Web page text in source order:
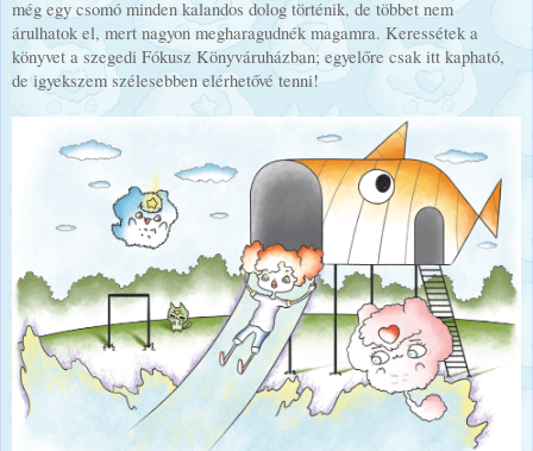
még egy csomó minden kalandos dolog történik, de többet nem
árulhatok el, mert nagyon megharagudnék magamra. Keressétek a
könyvet a szegedi Fókusz Könyváruházban; egyelőre csak itt kapható,
de igyekszem szélesebben elérhetővé tenni!